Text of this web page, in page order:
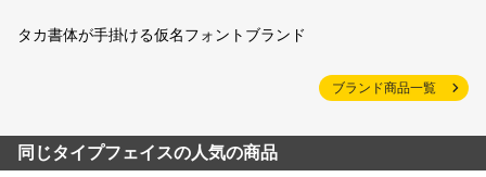
タカ書体が手掛ける仮名フォントブランド
ブランド商品一覧
同じタイプフェイスの人気の商品